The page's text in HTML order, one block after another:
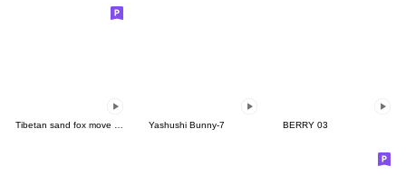
Yashushi Bunny-7 BERRY 03